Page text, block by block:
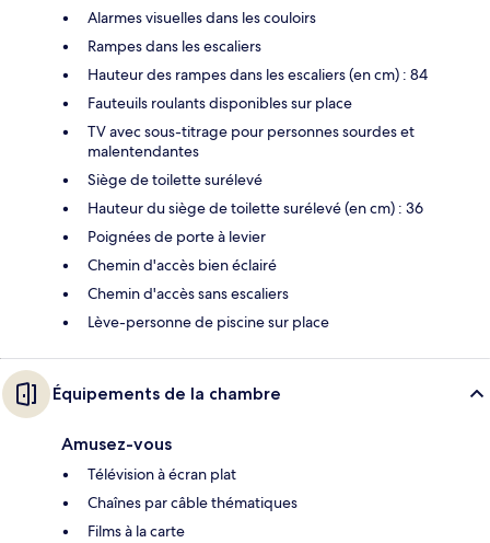
Alarmes visuelles dans les couloirs
Rampes dans les escaliers
Hauteur des rampes dans les escaliers (en cm) : 84
Fauteuils roulants disponibles sur place
TV avec sous-titrage pour personnes sourdes et
malentendantes
Siège de toilette surélevé
Hauteur du siège de toilette surélevé (en cm) : 36
Poignées de porte à levier
Chemin d'accès bien éclairé
Chemin d'accès sans escaliers
Lève-personne de piscine sur place
Équipements de la chambre
Amusez-vous
Télévision à écran plat
Chaînes par câble thématiques
Films à la carte